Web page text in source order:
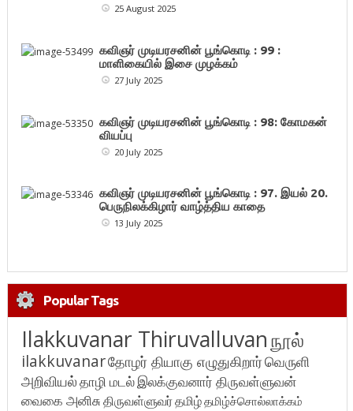
25 August 2025
கவிஞர் முடியரசனின் பூங்கொடி : 99 :
மாளிகையில் இசை முழக்கம்
27 July 2025
கவிஞர் முடியரசனின் பூங்கொடி : 98: கோமகன்
வியப்பு
20 July 2025
கவிஞர் முடியரசனின் பூங்கொடி : 97. இயல் 20.
பெருநிலக்கிழார் வாழ்த்திய காதை
13 July 2025
Popular Tags
Ilakkuvanar Thiruvalluvanநூல்
ilakkuvanarதோழர் தியாகு எழுதுகிறார்வெருளி
அறிவியல்தாழி மடல்இலக்குவனார் திருவள்ளுவன்
வைகை அனிசுதிருவள்ளுவர்தமிழ்தமிழ்ச்சொல்லாக்கம்